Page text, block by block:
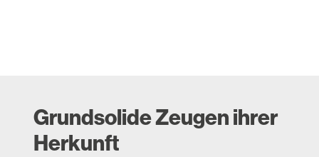
Grundsolide Zeugen ihrer
Herkunft